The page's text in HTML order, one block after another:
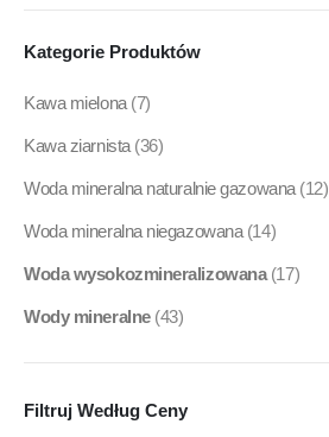
Kategorie Produktów
Kawa mielona (7)
Kawa ziarnista (36)
Woda mineralna naturalnie gazowana (12)
Woda mineralna niegazowana (14)
Woda wysokozmineralizowana (17)
Wody mineralne (43)
Filtruj Według Ceny